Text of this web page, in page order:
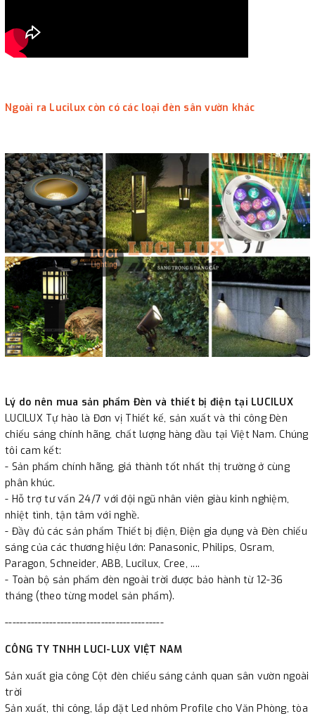
Ngoài ra Lucilux còn có các loại đèn sân vườn khác
Lý do nên mua sản phẩm Đèn và thiết bị điện tại LUCILUX
LUCILUX Tự hào là Đơn vị Thiết kế, sản xuất và thi công Đèn
chiếu sáng chính hãng, chất lượng hàng đầu tại Việt Nam. Chúng
tôi cam kết:
- Sản phẩm chính hãng, giá thành tốt nhất thị trường ở cùng
phân khúc.
- Hỗ trợ tư vấn 24/7 với đội ngũ nhân viên giàu kinh nghiệm,
nhiệt tình, tận tâm với nghề.
- Đầy đủ các sản phẩm Thiết bị điện, Điện gia dụng và Đèn chiếu
sáng của các thương hiệu lớn: Panasonic, Philips, Osram,
Paragon, Schneider, ABB, Lucilux, Cree, ....
- Toàn bộ sản phẩm đèn ngoài trời được bảo hành từ 12-36
tháng (theo từng model sản phẩm).
-------------------------------------------
CÔNG TY TNHH LUCI-LUX VIỆT NAM
Sản xuất gia công Cột đèn chiếu sáng cảnh quan sân vườn ngoài
trời
Sản xuất, thi công, lắp đặt Led nhôm Profile cho Văn Phòng, tòa